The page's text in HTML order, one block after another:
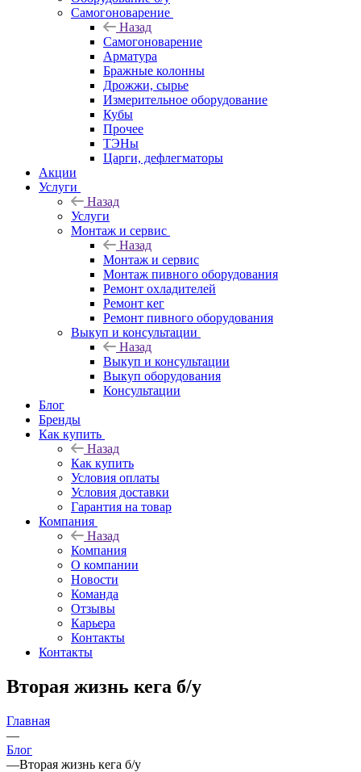
Самогоноварение
Назад
Самогоноварение
Арматура
Бражные колонны
Дрожжи, сырье
Измерительное оборудование
Кубы
Прочее
ТЭНы
Царги, дефлегматоры
Акции
Услуги
Назад
Услуги
Монтаж и сервис
Назад
Монтаж и сервис
Монтаж пивного оборудования
Ремонт охладителей
Ремонт кег
Ремонт пивного оборудования
Выкуп и консультации
Назад
Выкуп и консультации
Выкуп оборудования
Консультации
Блог
Бренды
Как купить
Назад
Как купить
Условия оплаты
Условия доставки
Гарантия на товар
Компания
Назад
Компания
О компании
Новости
Команда
Отзывы
Карьера
Контакты
Контакты
Вторая жизнь кега б/у
Главная
—
Блог
—Вторая жизнь кега б/у